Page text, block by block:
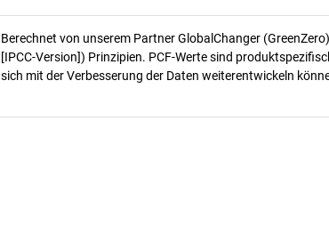
Berechnet von unserem Partner GlobalChanger
[IPCC-Version]) Prinzipien. PCF-Werte sind
sich mit der Verbesserung der Daten weiterentwickeln